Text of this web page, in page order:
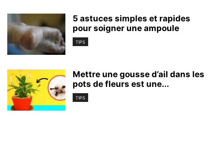
5 astuces simples et rapides
pour soigner une ampoule
TIPS
Mettre une gousse d’ail dans les
pots de fleurs est une...
TIPS